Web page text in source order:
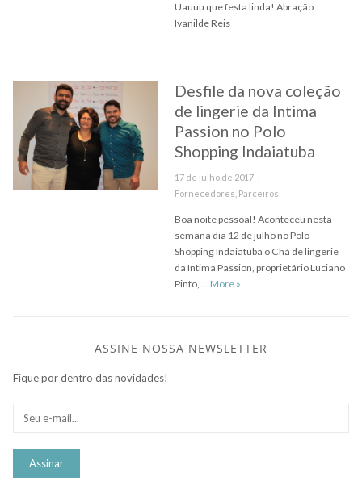
Uauuu que festa linda! Abração
Ivanilde Reis
Desfile da nova coleção
de lingerie da Intima
Passion no Polo
Shopping Indaiatuba
Posted
on
17 de julho de 2017
Categories
Fornecedores Parceiros
Boa noite pessoal! Aconteceu nesta
semana dia 12 de julho no Polo
Shopping Indaiatuba o Chá de lingerie
da Intima Passion, proprietário Luciano
Pinto, …More Desfile da nova coleção de
»
ASSINE NOSSA NEWSLETTER
Fique por dentro das novidades!